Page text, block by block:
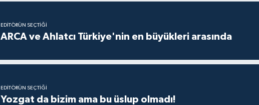
EDITÖRÜN SEÇTIĞI
ARCA ve Ahlatcı Türkiye'nin en büyükleri arasında
EDITÖRÜN SEÇTIĞI
Yozgat da bizim ama bu üslup olmadı!